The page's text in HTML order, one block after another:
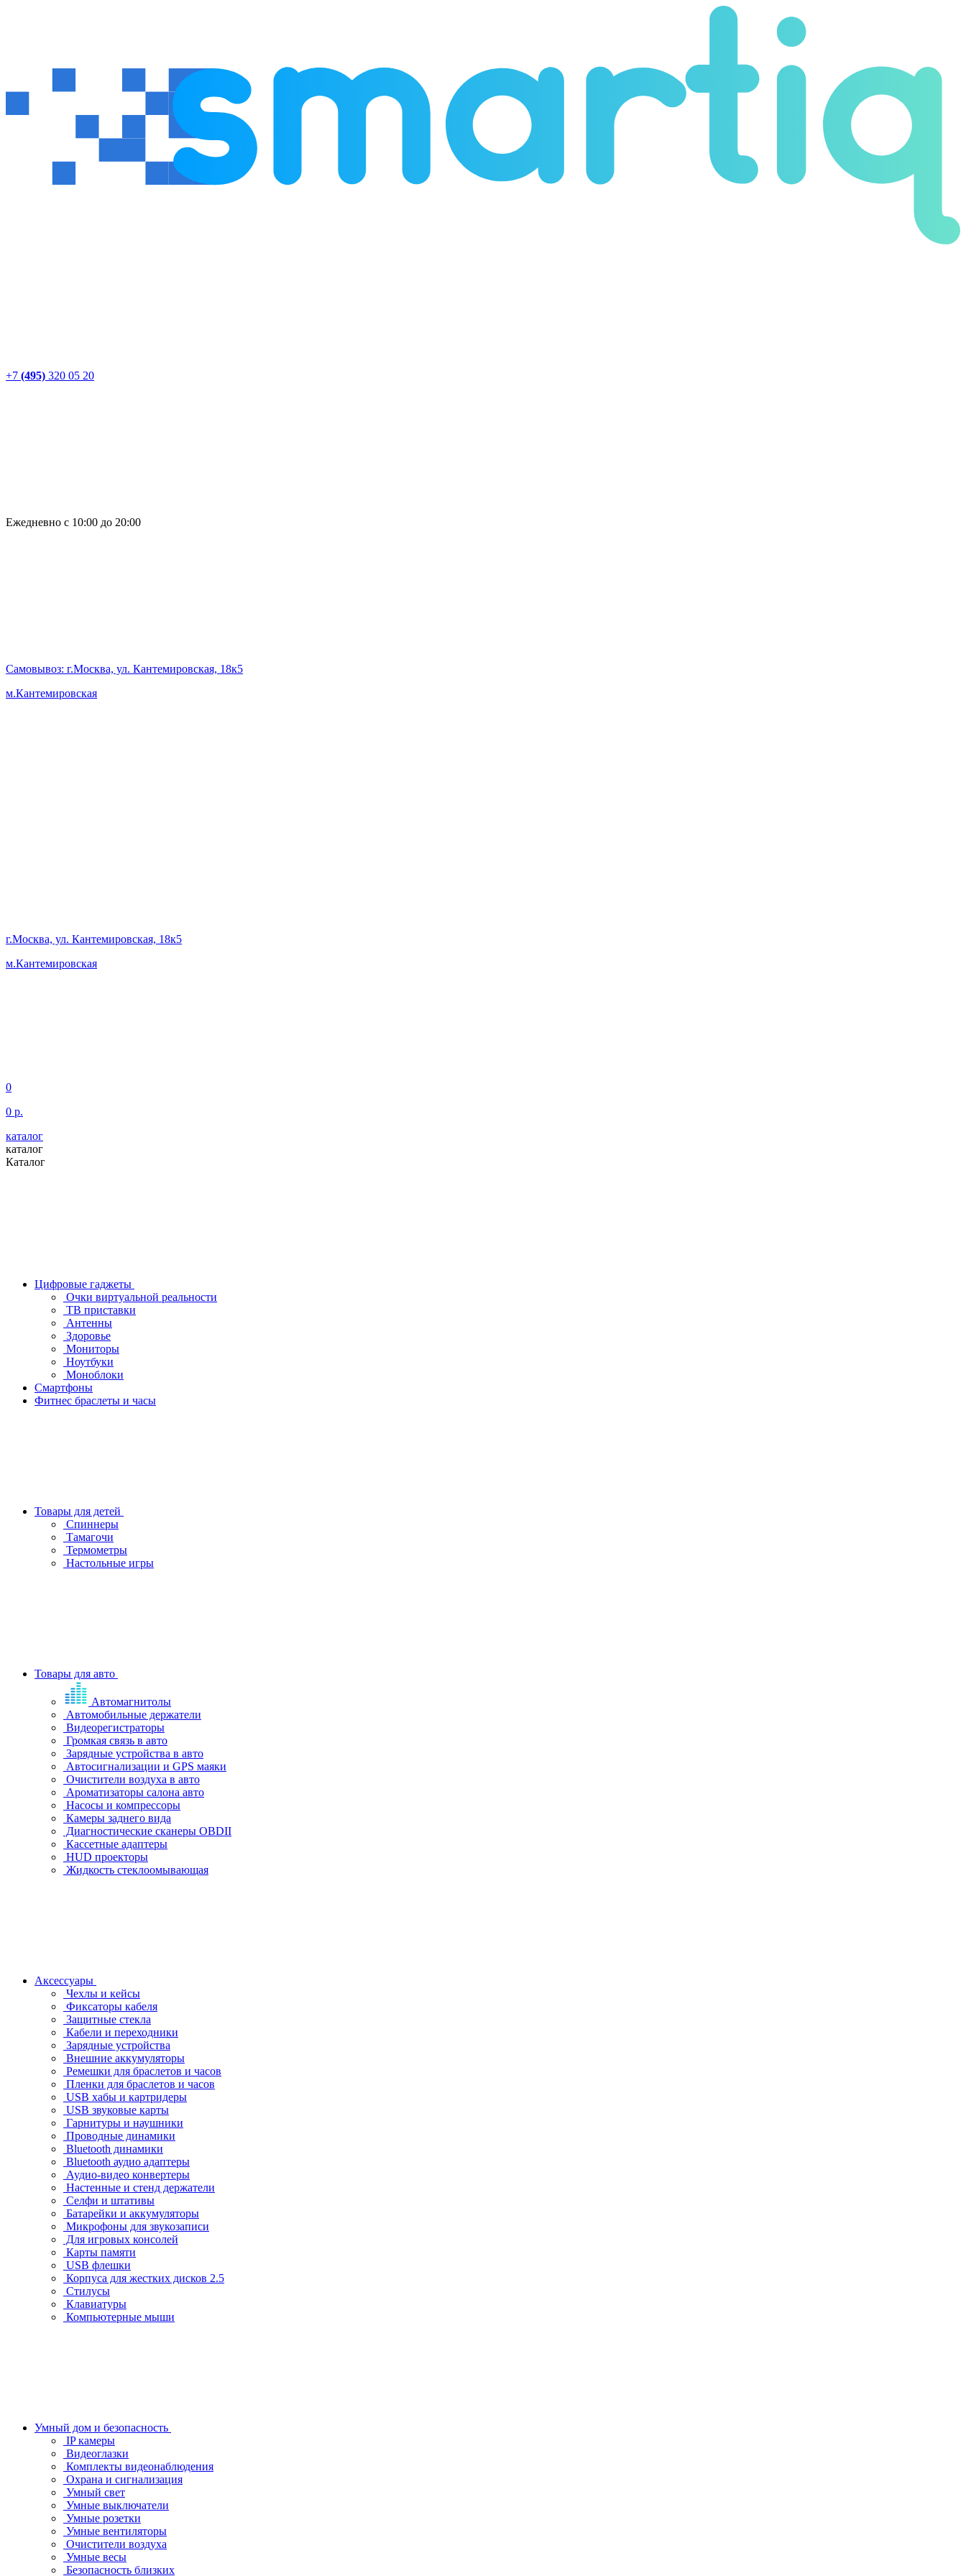
+7 (495) 320 05 20
Ежедневно с 10:00 до 20:00
Самовывоз: г.Москва, ул. Кантемировская, 18к5
м.Кантемировская
г.Москва, ул. Кантемировская, 18к5
м.Кантемировская
0
0 р.
каталог
каталог
Каталог
Цифровые гаджеты
Очки виртуальной реальности
ТВ приставки
Антенны
Здоровье
Мониторы
Ноутбуки
Моноблоки
Смартфоны
Фитнес браслеты и часы
Товары для детей
Спиннеры
Тамагочи
Термометры
Настольные игры
Товары для авто
Автомагнитолы
Автомобильные держатели
Видеорегистраторы
Громкая связь в авто
Зарядные устройства в авто
Автосигнализации и GPS маяки
Очистители воздуха в авто
Ароматизаторы салона авто
Насосы и компрессоры
Камеры заднего вида
Диагностические сканеры OBDII
Кассетные адаптеры
HUD проекторы
Жидкость стеклоомывающая
Аксессуары
Чехлы и кейсы
Фиксаторы кабеля
Защитные стекла
Кабели и переходники
Зарядные устройства
Внешние аккумуляторы
Ремешки для браслетов и часов
Пленки для браслетов и часов
USB хабы и картридеры
USB звуковые карты
Гарнитуры и наушники
Проводные динамики
Bluetooth динамики
Bluetooth аудио адаптеры
Аудио-видео конвертеры
Настенные и стенд держатели
Селфи и штативы
Батарейки и аккумуляторы
Микрофоны для звукозаписи
Для игровых консолей
Карты памяти
USB флешки
Корпуса для жестких дисков 2.5
Стилусы
Клавиатуры
Компьютерные мыши
Умный дом и безопасность
IP камеры
Видеоглазки
Комплекты видеонаблюдения
Охрана и сигнализация
Умный свет
Умные выключатели
Умные розетки
Умные вентиляторы
Очистители воздуха
Умные весы
Безопасность близких